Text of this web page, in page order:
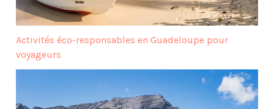
Activités éco-responsables en Guadeloupe pour
voyageurs